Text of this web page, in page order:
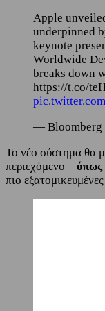
Apple
underpinned
keynote
Worldwide
breaks down
https://t.co/
— Bloomberg
Το νέο σύστημα θα
περιεχόμενο – όπως
πιο